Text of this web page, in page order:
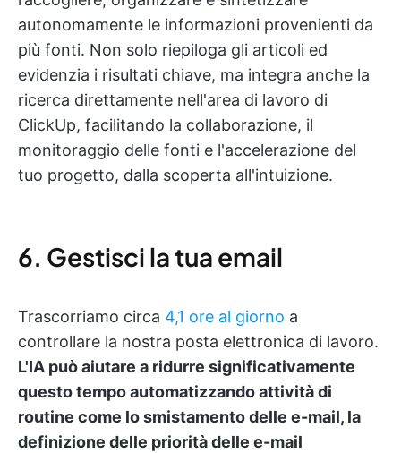
autonomamente le informazioni provenienti da
più fonti. Non solo riepiloga gli articoli ed
evidenzia i risultati chiave, ma integra anche la
ricerca direttamente nell'area di lavoro di
ClickUp, facilitando la collaborazione, il
monitoraggio delle fonti e l'accelerazione del
tuo progetto, dalla scoperta all'intuizione.
6. Gestisci la tua email
Trascorriamo circa 4,1 ore al giorno a
controllare la nostra posta elettronica di lavoro.
L'IA può aiutare a ridurre significativamente
questo tempo automatizzando attività di
routine come lo smistamento delle e-mail, la
definizione delle priorità delle e-mail